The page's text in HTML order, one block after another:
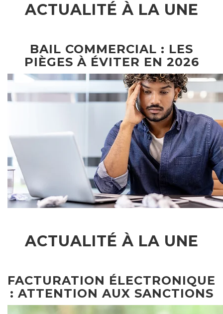
ACTUALITÉ À LA UNE
BAIL COMMERCIAL : LES
PIÈGES À ÉVITER EN 2026
ACTUALITÉ À LA UNE
FACTURATION ÉLECTRONIQUE
: ATTENTION AUX SANCTIONS